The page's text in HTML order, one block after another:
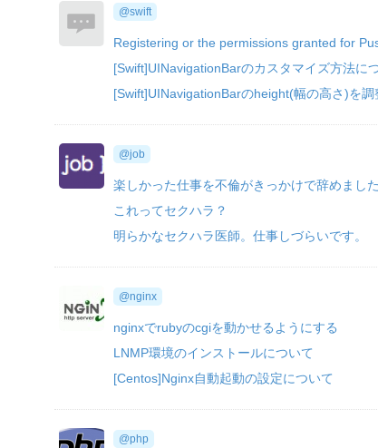
@swift
Registering or the permissions granted for
[Swift]UINavigationBarのカスタマイズ方法に
[Swift]UINavigationBarのheight(幅の高さ)を調
@job
楽しかった仕事を不倫がきっかけで辞めました
これってセクハラ？
明らかなセクハラ医師。仕事しづらいです。
@nginx
nginxでrubyのcgiを動かせるようにする
LNMP環境のインストールについて
[Centos]Nginx自動起動の設定について
@php